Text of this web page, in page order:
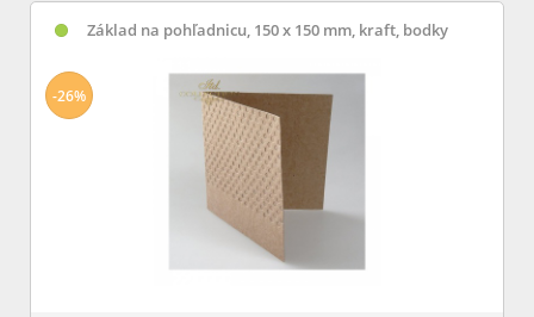
Základ na pohľadnicu, 150 x 150 mm, kraft, bodky
-26%